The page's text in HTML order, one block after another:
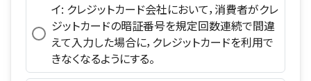
イ: クレジットカード会社において，消費者がクレ
ジットカードの暗証番号を規定回数連続で間違
えて入力した場合に，クレジットカードを利用で
きなくなるようにする。